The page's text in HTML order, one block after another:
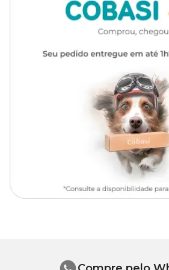
Como aplicar o produto segundo a
Diluir o produto em água conforme
Mexer até formar uma mistura homogênea;
Retirar adultos, crianças e animais
Aplicar nos locais de passagem, repouso e
Após aplicação, aguardar a secagem do
8 mL/ 1L de água para controle de baratas
muito importante seguir a
bula do K-